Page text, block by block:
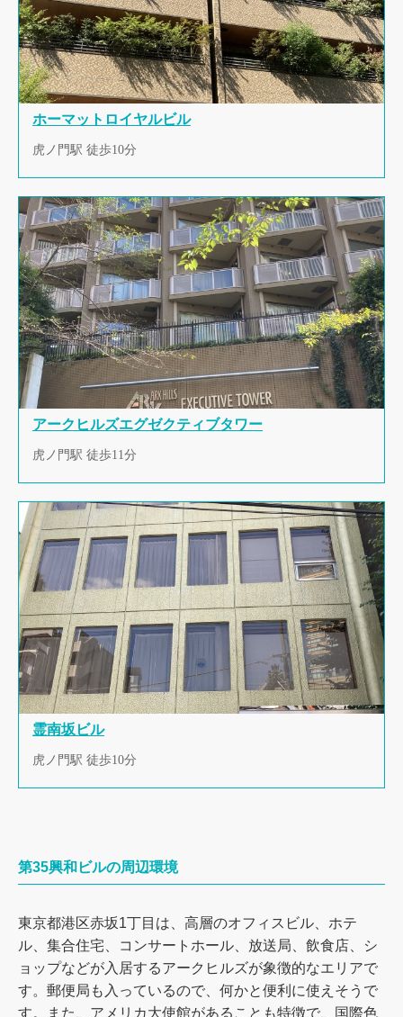
ホーマットロイヤルビル
虎ノ門駅 徒歩10分
アークヒルズエグゼクティブタワー
虎ノ門駅 徒歩11分
霊南坂ビル
虎ノ門駅 徒歩10分
第35興和ビルの周辺環境
東京都港区赤坂1丁目は、高層のオフィスビル、ホテ
ル、集合住宅、コンサートホール、放送局、飲食店、シ
ョップなどが入居するアークヒルズが象徴的なエリアで
す。郵便局も入っているので、何かと便利に使えそうで
す。また、アメリカ大使館があることも特徴で、国際色